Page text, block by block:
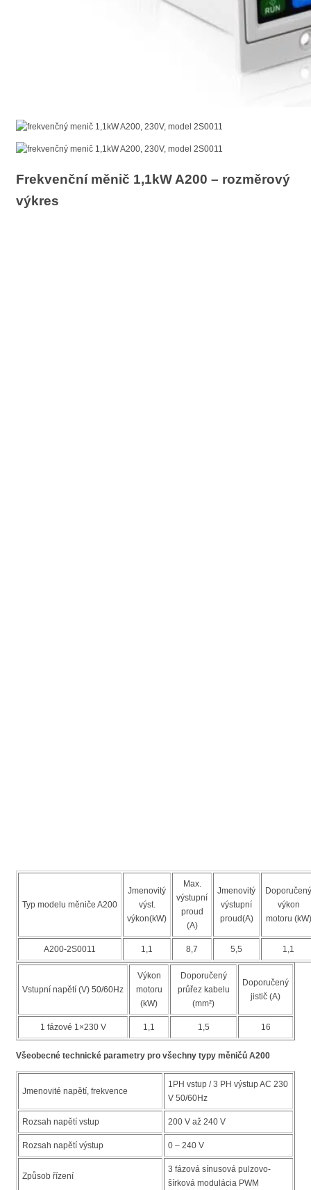
Frekvenční měnič 1,1kW A200 – rozměrový
výkres
Typ modelu měniče A200
Jmenovitý
výst.
výkon(kW)
Max.
výstupní
proud
(A)
Jmenovitý
výstupní
proud(A)
Doporučený
výkon
motoru (kW)
A200-2S0011 1,1 8,7 5,5 1,1
Vstupní napětí (V) 50/60Hz
Výkon
motoru
(kW)
Doporučený
průřez kabelu
(mm²)
Doporučený
jistič (A)
1 fázové 1×230 V 1,1 1,5 16
Všeobecné technické parametry pro všechny typy měničů A200
Jmenovité napětí, frekvence
1PH vstup / 3 PH výstup AC 230
V 50/60Hz
Rozsah napětí vstup 200 V až 240 V
Rozsah napětí výstup 0 – 240 V
Způsob řízení
3 fázová sínusová pulzovo-
šírková modulácia PWM